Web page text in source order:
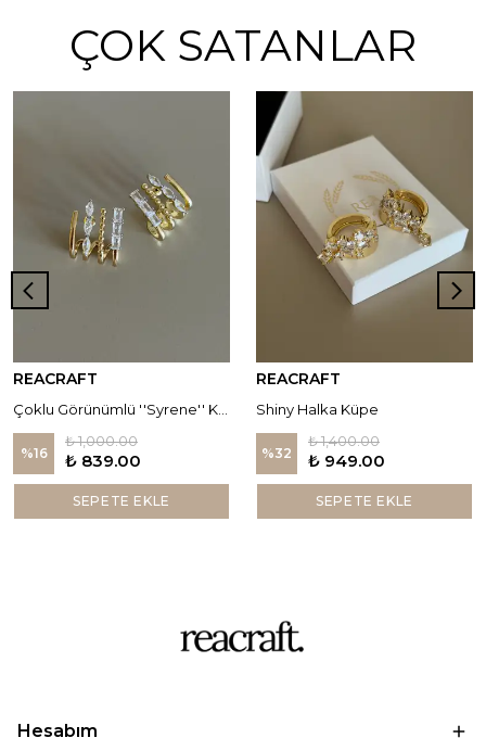
ÇOK SATANLAR
REACRAFT
%16
₺ 1,000.00
₺ 839.00
SEPETE EKLE
REACRAFT
Shiny Halka Küpe
%32
₺ 1,400.00
₺ 949.00
SEPETE EKLE
Hesabım